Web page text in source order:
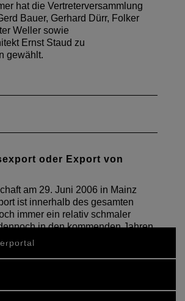
hat die Vertreterversammlung
Bauer, Gerhard Dürr, Folker
Weller sowie
Ernst Staud zu
gewählt.
oder Export von
am 29. Juni 2006 in Mainz
ist innerhalb des gesamten
immer ein relativ schmaler
in den kommenden Jahren
erwarten lässt. Das…